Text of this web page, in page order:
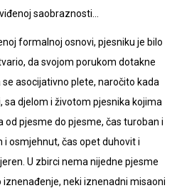
saobraznosti…
formalnoj osnovi, pjesniku je bilo
da svojom porukom dotakne
asocijativno plete, naročito kada
sa djelom i životom pjesnika kojima
od pjesme do pjesme, čas turoban i
osmjehnut, čas opet duhovit i
U zbirci nema nijedne pjesme
iznenađenje, neki iznenadni misaoni